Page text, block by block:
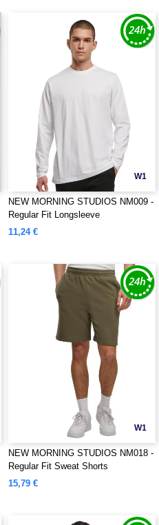
W1
NEW MORNING STUDIOS NM009 -
Regular Fit Longsleeve
11,24 €
W1
NEW MORNING STUDIOS NM018 -
Regular Fit Sweat Shorts
15,79 €